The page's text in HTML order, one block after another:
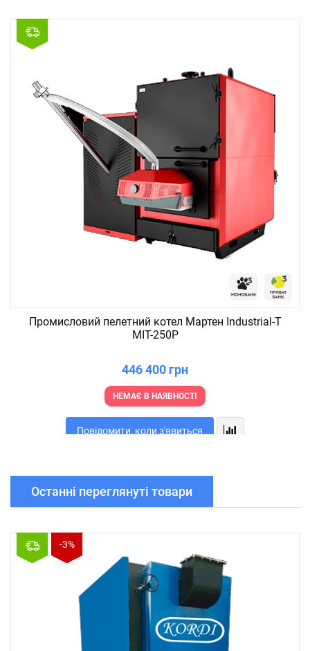
Промисловий пелетний котел Мартен Industrial-T
MIT-250P
446 400 грн
НЕМАЄ В НАЯВНОСТІ
Повідомити, коли з'явиться
Останні переглянуті товари
-3%